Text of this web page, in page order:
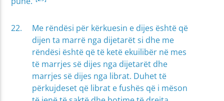
Me rëndësi për kërkuesin e dijes është që
dijen ta marrë nga dijetarët si dhe me
rëndësi është që të ketë ekuilibër në mes
të marrjes së dijes nga dijetarët dhe
marrjes së dijes nga librat. Duhet të
përkujdeset që librat e fushës që i mëson